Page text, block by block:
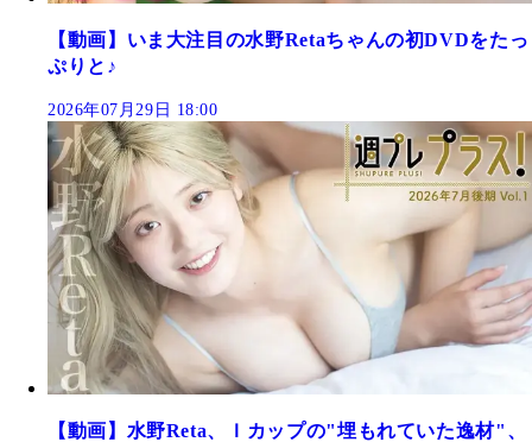
【動画】いま大注目の水野Retaちゃんの初DVDをたっ
ぷりと♪
2026年07月29日 18:00
【動画】水野Reta、Ｉカップの"埋もれていた逸材"、